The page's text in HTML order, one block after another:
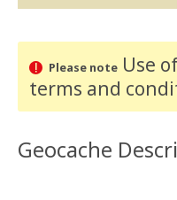
Please noteUse
terms and
Geocache